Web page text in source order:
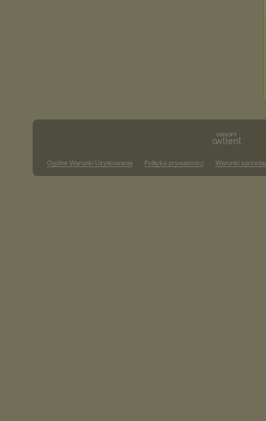
Ogólne Warunki Użytkowania Polityka prywatności Warunki